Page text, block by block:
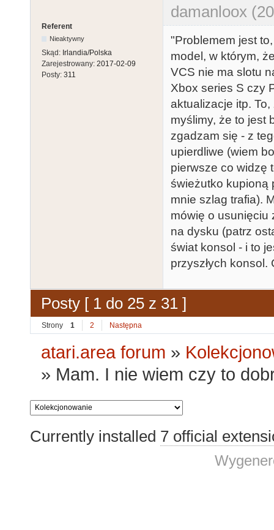
damanloox
Referent
Nieaktywny
Skąd: Irlandia/Polska
Zarejestrowany: 2017-02-09
Posty: 311
"Problemem jest
model, w którym,
VCS nie ma slotu
Xbox series S czy
aktualizacje itp.
myślimy, że to jest
zgadzam się - z
upierdliwe (wiem
pierwsze co widzę
świeżutko kupioną
mnie szlag trafia).
mówię o usunięciu
na dysku (patrz
świat konsol - i to
przyszłych
Posty [ 1 do 25 z 31 ]
Strony 1 2 Następna
atari.area forum »
» Mam. I nie wiem czy to
Currently installed 7 official